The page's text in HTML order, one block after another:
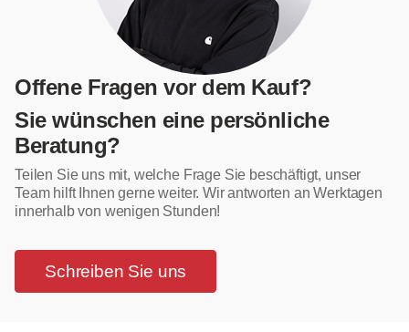
Offene Fragen vor dem Kauf?
Sie wünschen eine persönliche
Beratung?
Teilen Sie uns mit, welche Frage Sie beschäftigt, unser
Team hilft Ihnen gerne weiter. Wir antworten an Werktagen
innerhalb von wenigen Stunden!
Schreiben Sie uns